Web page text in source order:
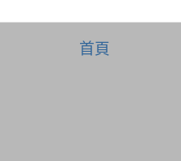
首頁